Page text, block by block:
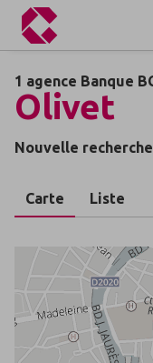
1 agence Banque
Olivet
Nouvelle recherche
Carte Liste